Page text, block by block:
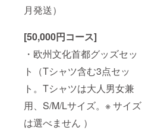
月発送）
[50,000円コース]
・欧州文化首都グッズセッ
ト（Tシャツ含む3点セッ
ト。Tシャツは大人男女兼
用、S/M/Lサイズ。※ サイズ
は選べません ）